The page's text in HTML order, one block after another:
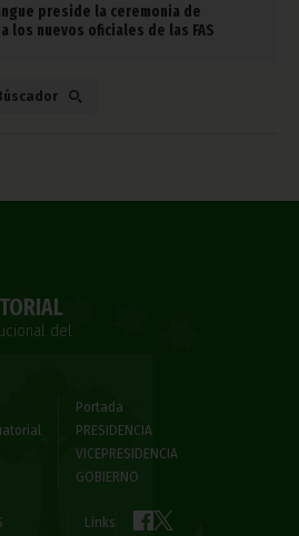
preside la ceremonia de
los nuevos oficiales de las FAS
del
Portada
PRESIDENCIA
VICEPRESIDENCIA
GOBIERNO
Links